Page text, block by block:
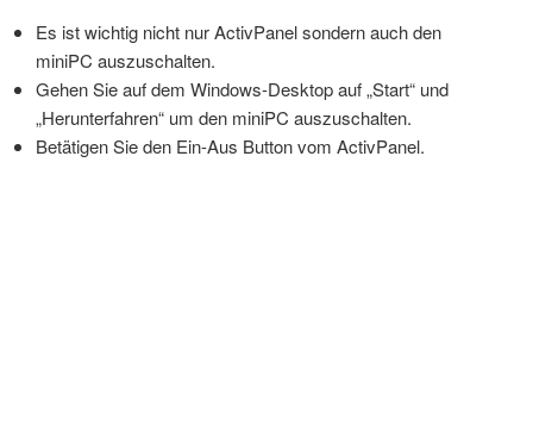
Es ist wichtig nicht nur ActivPanel sondern auch den
miniPC auszuschalten.
Gehen Sie auf dem Windows-Desktop auf „Start“ und
„Herunterfahren“ um den miniPC auszuschalten.
Betätigen Sie den Ein-Aus Button vom ActivPanel.